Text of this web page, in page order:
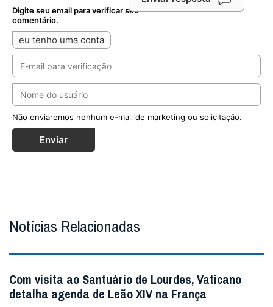
Digite seu email para verificar seu
comentário.
eu tenho uma conta
Não enviaremos nenhum e-mail de marketing ou solicitação.
Enviar
Notícias Relacionadas
Com visita ao Santuário de Lourdes, Vaticano
detalha agenda de Leão XIV na França